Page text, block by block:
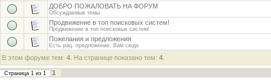
ДОБРО ПОЖАЛОВАТЬ НА ФОРУМ
Обсуждаемые темы
Продвижение в топ поисковых систем!
Продвижение в топ поисковых систем!
Пожелания и предложения
Есть рац. предложение, Вам сюда
В этом форуме тем: 4 . На странице показано тем: 4
Страница 1 из 1 1